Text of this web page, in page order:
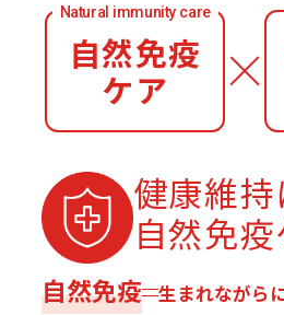
Natural immunity care
自然免疫
ケア
健康維持
自然免疫
自然免疫 生まれながら